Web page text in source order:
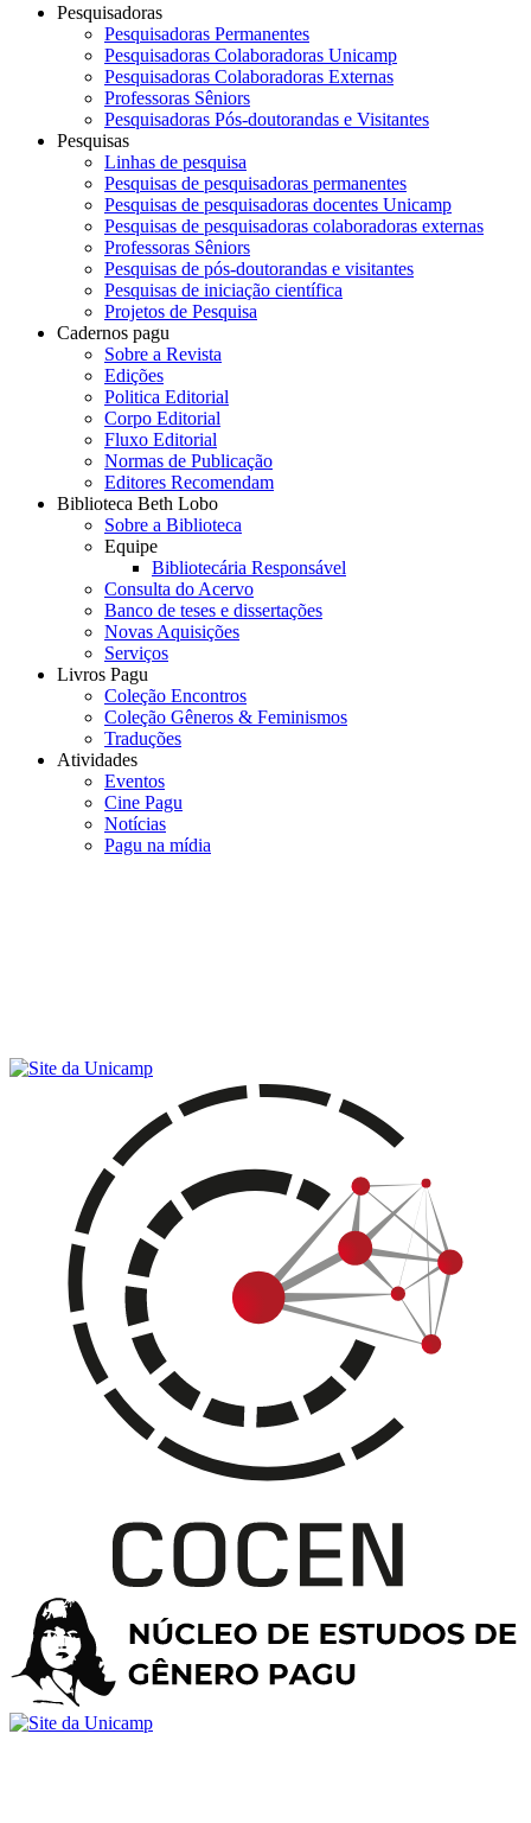
Pesquisadoras
Pesquisadoras Permanentes
Pesquisadoras Colaboradoras Unicamp
Pesquisadoras Colaboradoras Externas
Professoras Sêniors
Pesquisadoras Pós-doutorandas e Visitantes
Pesquisas
Linhas de pesquisa
Pesquisas de pesquisadoras permanentes
Pesquisas de pesquisadoras docentes Unicamp
Pesquisas de pesquisadoras colaboradoras externas
Professoras Sêniors
Pesquisas de pós-doutorandas e visitantes
Pesquisas de iniciação científica
Projetos de Pesquisa
Cadernos pagu
Sobre a Revista
Edições
Politica Editorial
Corpo Editorial
Fluxo Editorial
Normas de Publicação
Editores Recomendam
Biblioteca Beth Lobo
Sobre a Biblioteca
Equipe
Bibliotecária Responsável
Consulta do Acervo
Banco de teses e dissertações
Novas Aquisições
Serviços
Livros Pagu
Coleção Encontros
Coleção Gêneros & Feminismos
Traduções
Atividades
Eventos
Cine Pagu
Notícias
Pagu na mídia